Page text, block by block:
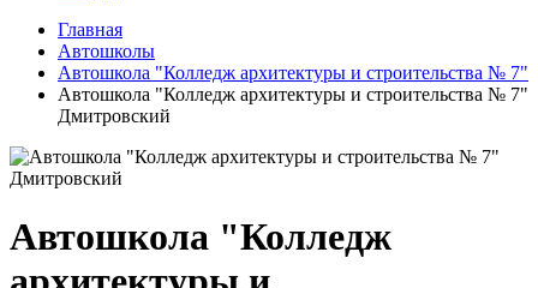
Главная
Автошколы
Автошкола "Колледж архитектуры и строительства № 7"
Автошкола "Колледж архитектуры и строительства № 7"
Дмитровский
Автошкола "Колледж